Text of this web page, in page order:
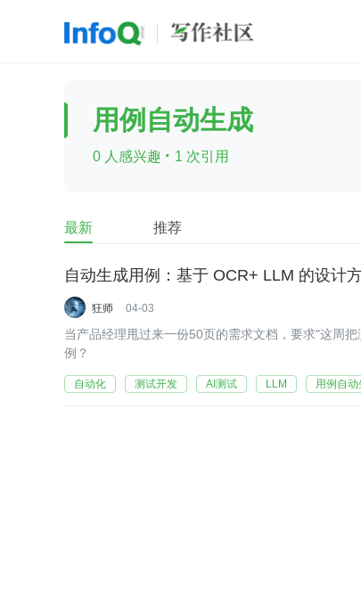
前端 AI 大数据
查看更多
用例自动生成
0 人感兴趣 · 1 次引用
最新 推荐
自动生成用例：基于 OCR+ LLM 的设计
狂师 04-03
当产品经理甩过来一份50页的需求文档，要求"这周
例？
自动化 测试开发 AI测试 LLM 用例自动